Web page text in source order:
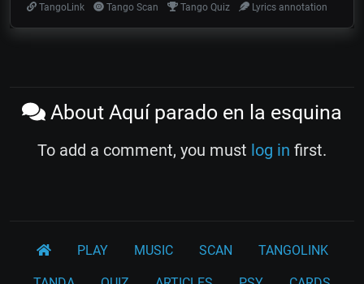
TangoLink
Tango Scan Tango Quiz Lyrics annotation
About Aquí parado en la esquina
To add a comment, you must log in first.
PLAY MUSIC SCAN TANGOLINK